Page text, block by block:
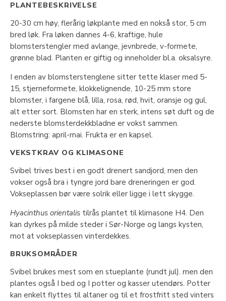
PLANTEBESKRIVELSE
20-30 cm høy, flerårig løkplante med en nokså stor, 5 cm
bred løk. Fra løken dannes 4-6, kraftige, hule
blomsterstengler med avlange, jevnbrede, v-formete,
grønne blad. Planten er giftig og inneholder bl.a. oksalsyre.
I enden av blomsterstenglene sitter tette klaser med 5-
15, stjerneformete, klokkelignende, 10-25 mm store
blomster, i fargene blå, lilla, rosa, rød, hvit, oransje og gul,
alt etter sort. Blomsten har en sterk, intens søt duft og de
nederste blomsterdekkbladne er vokst sammen.
Blomstring: april-mai. Frukta er en kapsel.
VEKSTKRAV OG KLIMASONE
Svibel trives best i en godt drenert sandjord, men den
vokser også bra i tyngre jord bare dreneringen er god.
Vokseplassen bør være solrik eller ligge i lett skygge.
Hyacinthus orientalis tilrås plantet til klimasone H4. Den
kan dyrkes på milde steder i Sør-Norge og langs kysten,
mot at vokseplassen vinterdekkes.
BRUKSOMRÅDER
Svibel brukes mest som en stueplante (rundt jul). men den
plantes også I bed og I potter og kasser utendørs. Potter
kan enkelt flyttes til altaner og til et frostfritt sted vinters